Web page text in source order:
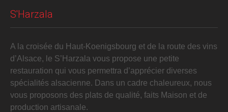
S'Harzala
A la croisée du Haut-Koenigsbourg et de la route des vins
d’Alsace, le S’Harzala vous propose une petite
restauration qui vous permettra d’apprécier diverses
spécialités alsacienne. Dans un cadre chaleureux, nous
vous proposons des plats de qualité, faits Maison et de
production artisanale.